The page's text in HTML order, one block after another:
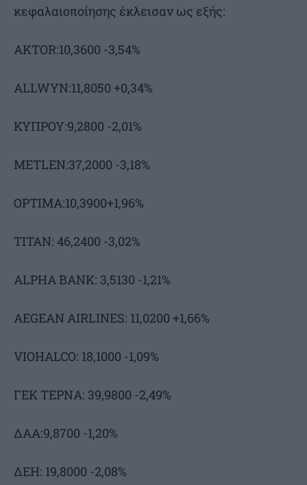
κεφαλαιοποίησης έκλεισαν ως εξής:
AKTOR:10,3600 -3,54%
ALLWYN:11,8050 +0,34%
ΚΥΠΡΟΥ:9,2800 -2,01%
METLEN:37,2000 -3,18%
OPTIMA:10,3900+1,96%
ΤΙΤΑΝ: 46,2400 -3,02%
ALPHA BANK: 3,5130 -1,21%
AEGEAN AIRLINES: 11,0200 +1,66%
VIOHALCO: 18,1000 -1,09%
ΓΕΚ ΤΕΡΝΑ: 39,9800 -2,49%
ΔΑΑ:9,8700 -1,20%
ΔΕΗ: 19,8000 -2,08%